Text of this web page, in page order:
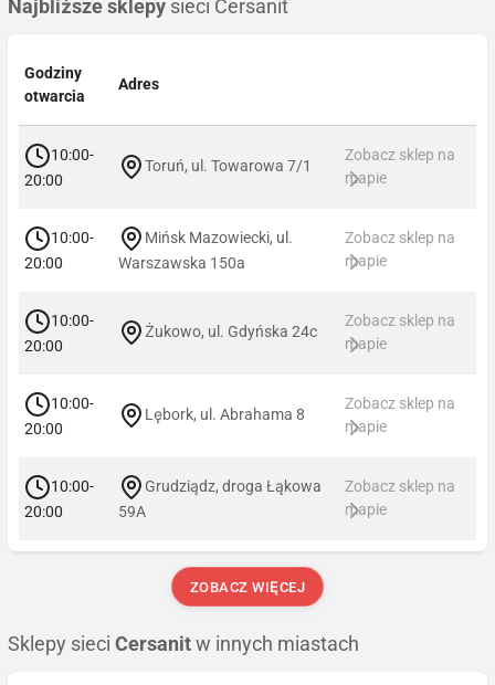
Najbliższe sklepy sieci Cersanit
Godziny
otwarcia
Adres
10:00-
20:00
Toruń, ul. Towarowa 7/1
Zobacz sklep na
mapie
10:00-
20:00
Mińsk Mazowiecki, ul.
Warszawska 150a
Zobacz sklep na
mapie
10:00-
20:00
Żukowo, ul. Gdyńska 24c
Zobacz sklep na
mapie
10:00-
20:00
Lębork, ul. Abrahama 8
Zobacz sklep na
mapie
10:00-
20:00
Grudziądz, droga Łąkowa
59A
Zobacz sklep na
mapie
ZOBACZ WIĘCEJ
Sklepy sieci Cersanit w innych miastach